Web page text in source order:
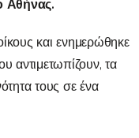
Αθήνας.
και ενημερώθηκε
αντιμετωπίζουν, τα
τους σε ένα